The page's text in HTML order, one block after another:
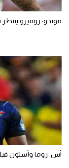
موندو: روميرو
آس: روما وأستون